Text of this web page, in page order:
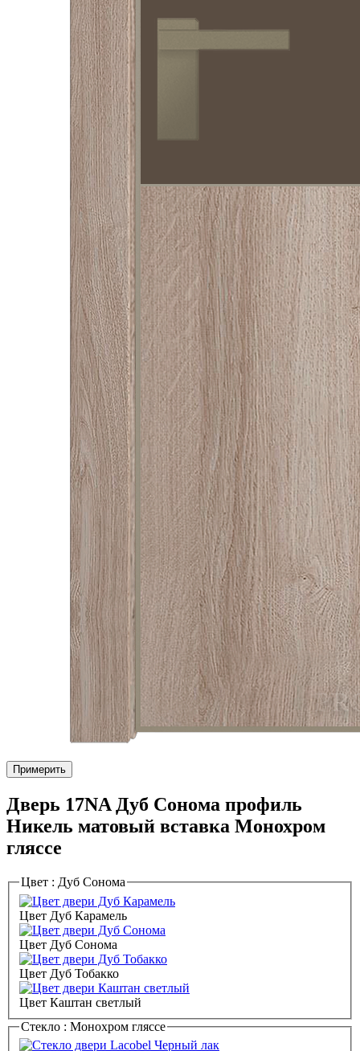
Примерить
Дверь 17NA Дуб Сонома профиль
Никель матовый вставка Монохром
гляссе
Цвет : Дуб Сонома
Цвет Дуб Карамель
Цвет Дуб Сонома
Цвет Дуб Тобакко
Цвет Каштан светлый
Стекло : Монохром гляссе